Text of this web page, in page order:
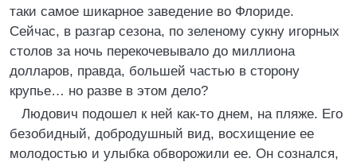
таки самое шикарное заведение во Флориде.
Сейчас, в разгар сезона, по зеленому сукну игорных
столов за ночь перекочевывало до миллиона
долларов, правда, большей частью в сторону
крупье… но разве в этом дело?
Людович подошел к ней как-то днем, на пляже. Его
безобидный, добродушный вид, восхищение ее
молодостью и улыбка обворожили ее. Он сознался,